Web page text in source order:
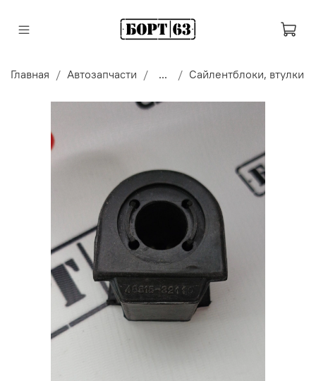
Главная Автозапчасти ... Сайлентблоки, втулки